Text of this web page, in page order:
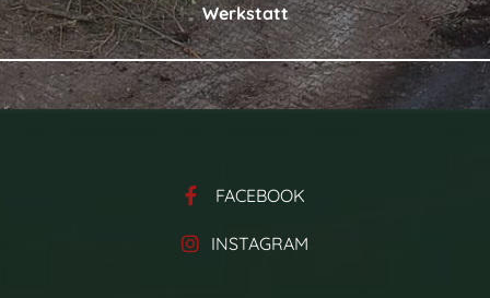
Werkstatt
FACEBOOK
INSTAGRAM